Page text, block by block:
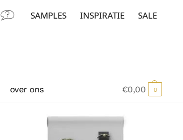
Con
SAMPLES INSPIRATIE SALE
over ons €0,00 0